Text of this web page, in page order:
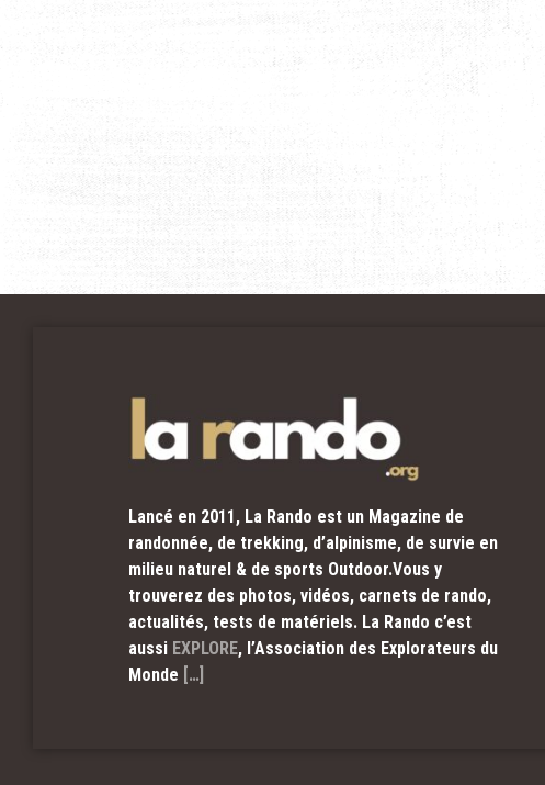
Lancé en 2011, La Rando est un Magazine de
randonnée, de trekking, d’alpinisme, de survie en
milieu naturel & de sports Outdoor.Vous y
trouverez des photos, vidéos, carnets de rando,
actualités, tests de matériels. La Rando c’est
aussi EXPLORE, l’Association des Explorateurs du
Monde […]